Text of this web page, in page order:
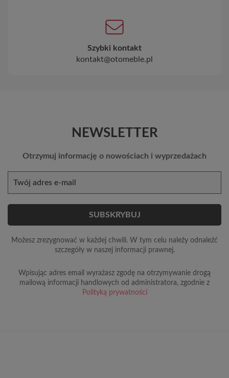
Szybki kontakt
kontakt@otomeble.pl
NEWSLETTER
Otrzymuj informację o nowościach i wyprzedażach
Możesz zrezygnować w każdej chwili. W tym celu należy odnaleźć
szczegóły w naszej informacji prawnej.
Wpisując adres email wyrażasz zgodę na otrzymywanie drogą
mailową informacji handlowych od administratora, zgodnie z
Polityką prywatności